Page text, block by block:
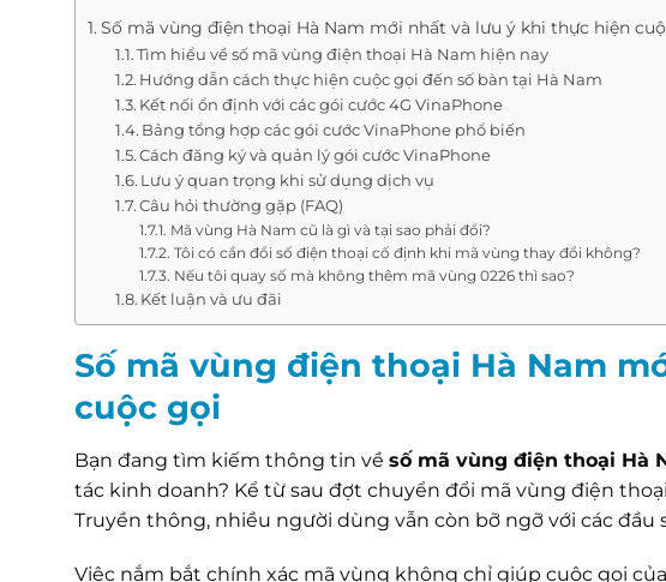
Số mã vùng điện thoại Hà Nam mới nhất và lưu ý khi thực hiện
Tìm hiểu về số mã vùng điện thoại Hà Nam hiện nay
Hướng dẫn cách thực hiện cuộc gọi đến số bàn tại Hà Nam
Kết nối ổn định với các gói cước 4G VinaPhone
Bảng tổng hợp các gói cước VinaPhone phổ biến
Cách đăng ký và quản lý gói cước VinaPhone
Lưu ý quan trọng khi sử dụng dịch vụ
Câu hỏi thường gặp (FAQ)
Mã vùng Hà Nam cũ là gì và tại sao phải đổi?
Tôi có cần đổi số điện thoại cố định khi mã vùng thay đổi không?
Nếu tôi quay số mà không thêm mã vùng 0226 thì sao?
Kết luận và ưu đãi
Số mã vùng điện thoại Hà Nam
cuộc gọi
Bạn đang tìm kiếm thông tin về số mã vùng điện thoại Hà
tác kinh doanh? Kể từ sau đợt chuyển đổi mã vùng điện
Truyền thông, nhiều người dùng vẫn còn bỡ ngỡ với các đầu
Việc nắm bắt chính xác mã vùng không chỉ giúp cuộc gọi